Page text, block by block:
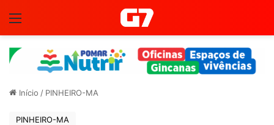
Início / PINHEIRO-MA
PINHEIRO-MA